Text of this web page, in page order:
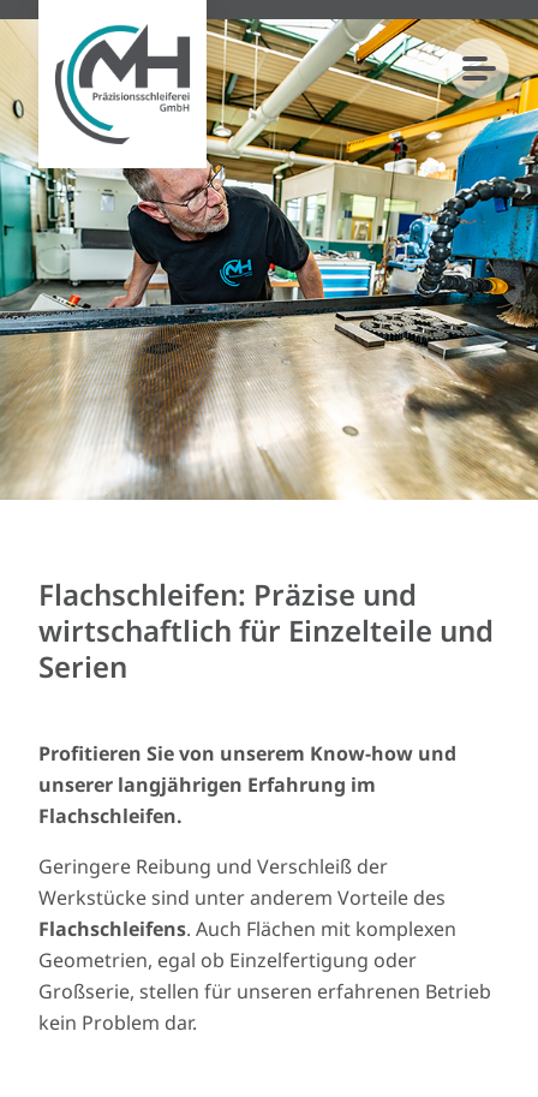
Flachschleifen: Präzise und
wirtschaftlich für Einzelteile und
Serien
Profitieren Sie von unserem Know-how und
unserer langjährigen Erfahrung im
Flachschleifen.
Geringere Reibung und Verschleiß der
Werkstücke sind unter anderem Vorteile des
Flachschleifens. Auch Flächen mit komplexen
Geometrien, egal ob Einzelfertigung oder
Großserie, stellen für unseren erfahrenen Betrieb
kein Problem dar.